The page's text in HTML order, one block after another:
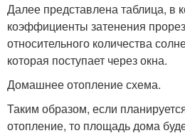
Далее представлена таблица, в
коэффициенты затенения
относительного количества
которая поступает через окна.
Домашнее отопление схема.
Таким образом, если
отопление, то площадь дома